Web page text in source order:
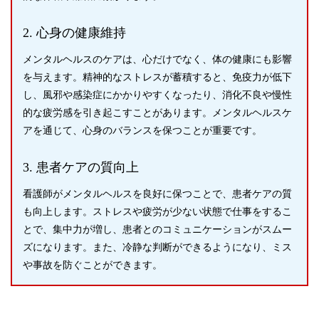
2. 心身の健康維持
メンタルヘルスのケアは、心だけでなく、体の健康にも影響
を与えます。精神的なストレスが蓄積すると、免疫力が低下
し、風邪や感染症にかかりやすくなったり、消化不良や慢性
的な疲労感を引き起こすことがあります。メンタルヘルスケ
アを通じて、心身のバランスを保つことが重要です。
3. 患者ケアの質向上
看護師がメンタルヘルスを良好に保つことで、患者ケアの質
も向上します。ストレスや疲労が少ない状態で仕事をするこ
とで、集中力が増し、患者とのコミュニケーションがスムー
ズになります。また、冷静な判断ができるようになり、ミス
や事故を防ぐことができます。